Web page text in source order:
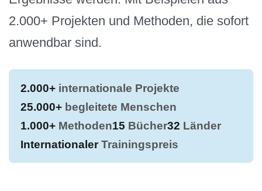
2.000+ Projekten und Methoden, die sofort
anwendbar sind.
2.000+ internationale Projekte
25.000+ begleitete Menschen
1.000+ Methoden15 Bücher32 Länder
InternationalerTrainingspreis